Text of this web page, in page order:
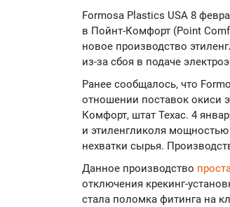
Formosa Plastics USA 8
в Пойнт-Комфорт (Point
новое производство
из-за сбоя в подаче
Ранее сообщалось, что
отношении поставок окиси
Комфорт, штат Техас. 4
и этиленгликоля мощностью
нехватки сырья.
Данное производство
отключения крекинг-
стала поломка фитинга на